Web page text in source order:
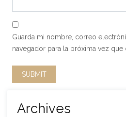
Guarda mi nombre, correo
navegador para la próxima vez que
Archives